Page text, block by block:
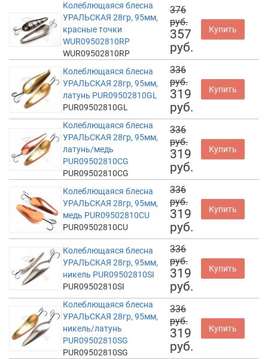
Колеблющаяся блесна
УРАЛЬСКАЯ 28гр, 95мм,
красные точки
WUR09502810RP
WUR09502810RP
376
руб.
357
руб.
Купить
Колеблющаяся блесна
УРАЛЬСКАЯ 28гр, 95мм,
латунь PUR09502810GL
PUR09502810GL
336
руб.
319
руб.
Купить
Колеблющаяся блесна
УРАЛЬСКАЯ 28гр, 95мм,
латунь/медь
PUR09502810CG
PUR09502810CG
336
руб.
319
руб.
Купить
Колеблющаяся блесна
УРАЛЬСКАЯ 28гр, 95мм,
медь PUR09502810CU
PUR09502810CU
336
руб.
319
руб.
Купить
Колеблющаяся блесна
УРАЛЬСКАЯ 28гр, 95мм,
никель PUR09502810SI
PUR09502810SI
336
руб.
319
руб.
Купить
Колеблющаяся блесна
УРАЛЬСКАЯ 28гр, 95мм,
никель/латунь
PUR09502810SG
PUR09502810SG
336
руб.
319
руб.
Купить